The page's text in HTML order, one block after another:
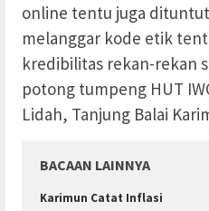
online tentu juga
melanggar kode etik
kredibilitas rekan-rekan
potong tumpeng HUT
Lidah, Tanjung Balai
BACAAN LAINNYA
Karimun Catat Inflasi